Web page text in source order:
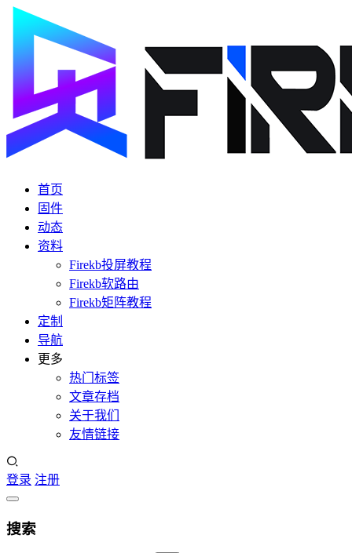
首页
固件
动态
资料
Firekb投屏教程
Firekb软路由
Firekb矩阵教程
定制
导航
更多
热门标签
文章存档
关于我们
友情链接
登录 注册
搜索